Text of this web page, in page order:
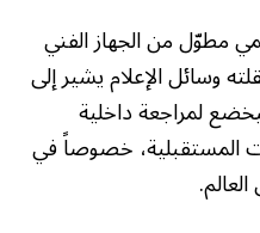
مطوّل من الجهاز الفني
وسائل الإعلام يشير إلى
لمراجعة داخلية
المستقبلية، خصوصاً في